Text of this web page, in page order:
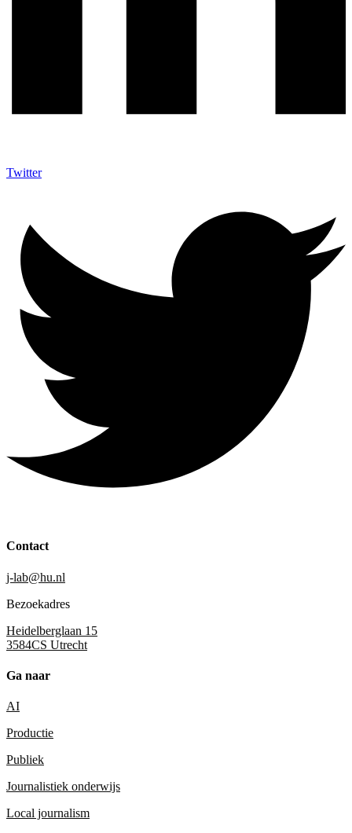
Twitter
Contact
j-lab@hu.nl
Bezoekadres
Heidelberglaan 15
3584CS Utrecht
Ga naar
AI
Productie
Publiek
Journalistiek onderwijs
Local journalism